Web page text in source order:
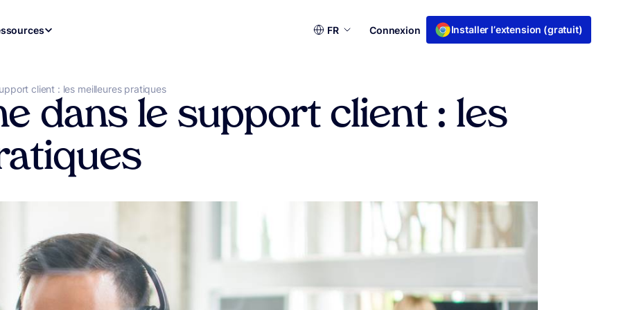
Choisir
FR Connexion Installer l’extension (gratuit)
client : les meilleures pratiques
dans le support client : les